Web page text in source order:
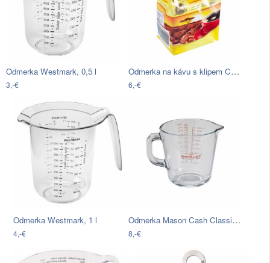
Odmerka Westmark, 0,5 l
3,-€
Odmerka na kávu s klipem Coffee Spoon
6,-€
Odmerka Westmark, 1 l
4,-€
Odmerka Mason Cash Classic Collection,…
8,-€